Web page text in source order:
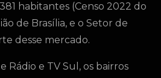
habitantes (Censo 2022 do
de Brasília, e o Setor de
desse mercado.
Rádio e TV Sul, os bairros